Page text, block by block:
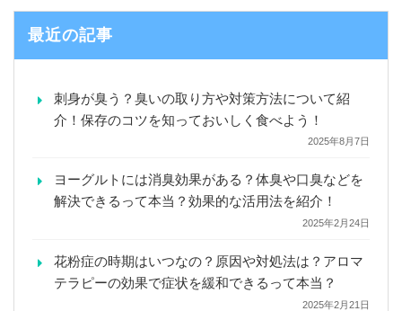
最近の記事
刺身が臭う？臭いの取り方や対策方法について紹
介！保存のコツを知っておいしく食べよう！
2025年8月7日
ヨーグルトには消臭効果がある？体臭や口臭などを
解決できるって本当？効果的な活用法を紹介！
2025年2月24日
花粉症の時期はいつなの？原因や対処法は？アロマ
テラピーの効果で症状を緩和できるって本当？
2025年2月21日